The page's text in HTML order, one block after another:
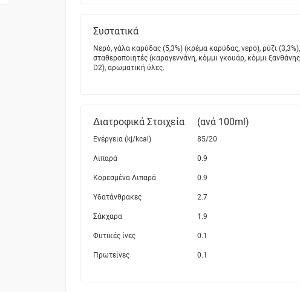
Συστατικά
Νερό, γάλα καρύδας (5,3%) (κρέμα καρύδας, νερό), ρύζι
σταθεροποιητές (καραγεννάνη, κόμμι γκουάρ, κόμμι
D2), αρωματική ύλες.
Διατροφικά Στοιχεία (ανά 100ml)
Ενέργεια (kj/kcal) 85/20
Λιπαρά 0.9
Κορεσμένα Λιπαρά 0.9
Υδατάνθρακες 2.7
Σάκχαρα 1.9
Φυτικές ίνες 0.1
Πρωτείνες 0.1